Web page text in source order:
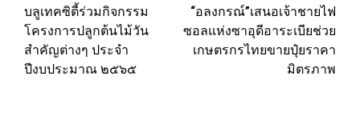
navigation
บลูเทคซิตี้ร่วมกิจกรรม
โครงการปลูกต้นไม้วัน
สำคัญต่างๆ ประจำ
ปีงบประมาณ ๒๕๖๕
“อลงกรณ์”เสนอเจ้าชายไฟ
ซอลแห่งซาอุดีอาระเบียช่วย
เกษตรกรไทยขายปุ๋ยราคา
มิตรภาพ